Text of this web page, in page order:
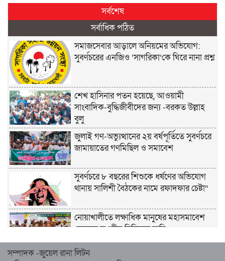
সর্বশেষ
সর্বাধিক পঠিত
সমাজসেবার আড়ালে অনিয়মের অভিযোগ:
সুবর্ণচরের এনজিও ‘সাগরিকা’কে ঘিরে নানা প্রশ্ন
শেখ হাসিনার পতন হয়েছে, আওয়ামী
সাংবাদিক-বুদ্ধিজীবীদের জন্য -বরকত উল্লাহ
বুলু
জুলাই গণ-অভ্যুত্থানের ২য় বর্ষপূর্তিতে সুবর্ণচরে
জামায়াতের গণমিছিল ও সমাবেশ
সুবর্ণচরে ৮ বছরের শিশুকে ধর্ষণের অভিযোগ
থানায় সালিশী বৈঠকের নামে রফাদফার চেষ্টা“
নোয়াখালীতে লক্ষাধিক মানুষের মহাসমাবেশ
হেজবুত তওহীদ নিষিদ্ধের দাবি
নোয়াখালীতে ইসলামী মহাসমাবেশের প্রস্তুতি
সম্পাদক -জুয়েল রানা লিটন